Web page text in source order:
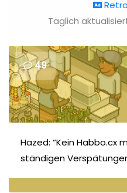
Täglich
49
Hazed: “Kein Habbo.cx
ständigen